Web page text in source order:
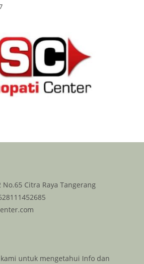
No.65 Citra Raya Tangerang
untuk mengetahui Info dan